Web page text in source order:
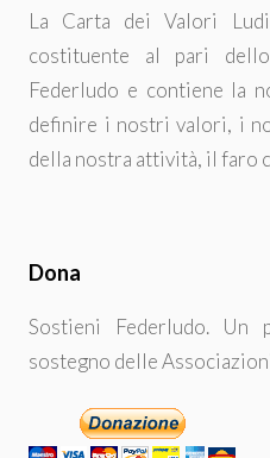
La Carta dei Valori
costituente al pari
Federludo e contiene la
definire i nostri valori, i
della nostra attività, il faro
Dona
Sostieni Federludo.
sostegno delle